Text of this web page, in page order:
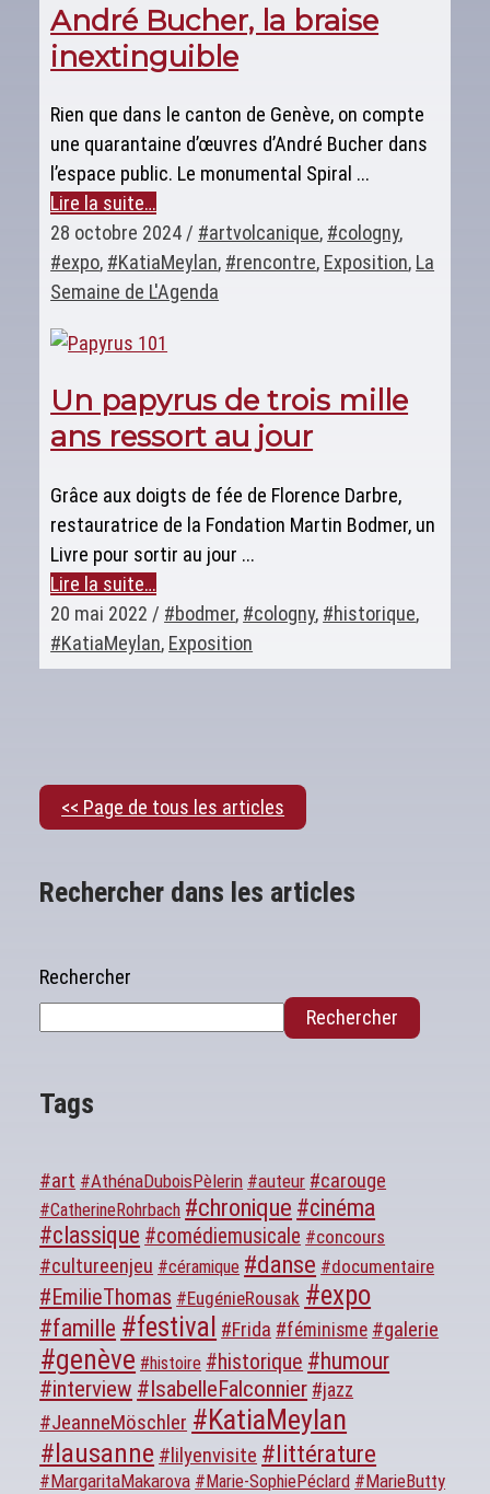
André Bucher, la braise
inextinguible
Rien que dans le canton de Genève, on compte
une quarantaine d’œuvres d’André Bucher dans
l’espace public. Le monumental Spiral ...
Lire la suite…
28 octobre 2024 / #artvolcanique, #cologny,
#expo, #KatiaMeylan, #rencontre, Exposition, La
Semaine de L'Agenda
Un papyrus de trois mille
ans ressort au jour
Grâce aux doigts de fée de Florence Darbre,
restauratrice de la Fondation Martin Bodmer, un
Livre pour sortir au jour ...
Lire la suite…
20 mai 2022 / #bodmer, #cologny, #historique,
#KatiaMeylan, Exposition
<< Page de tous les articles
Rechercher dans les articles
Rechercher
Rechercher
Tags
#art #AthénaDuboisPèlerin #auteur #carouge
#CatherineRohrbach #chronique #cinéma
#classique #comédiemusicale #concours
#cultureenjeu #céramique #danse #documentaire
#EmilieThomas #EugénieRousak #expo
#famille #festival #Frida #féminisme #galerie
#genève #histoire #historique #humour
#interview #IsabelleFalconnier #jazz
#JeanneMöschler #KatiaMeylan
#lausanne #lilyenvisite #littérature
#MargaritaMakarova #Marie-SophiePéclard #MarieButty